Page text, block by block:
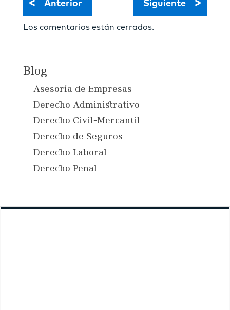
Anterior Siguiente
Los comentarios están cerrados.
Blog
Asesoría de Empresas
Derecho Administrativo
Derecho Civil-Mercantil
Derecho de Seguros
Derecho Laboral
Derecho Penal